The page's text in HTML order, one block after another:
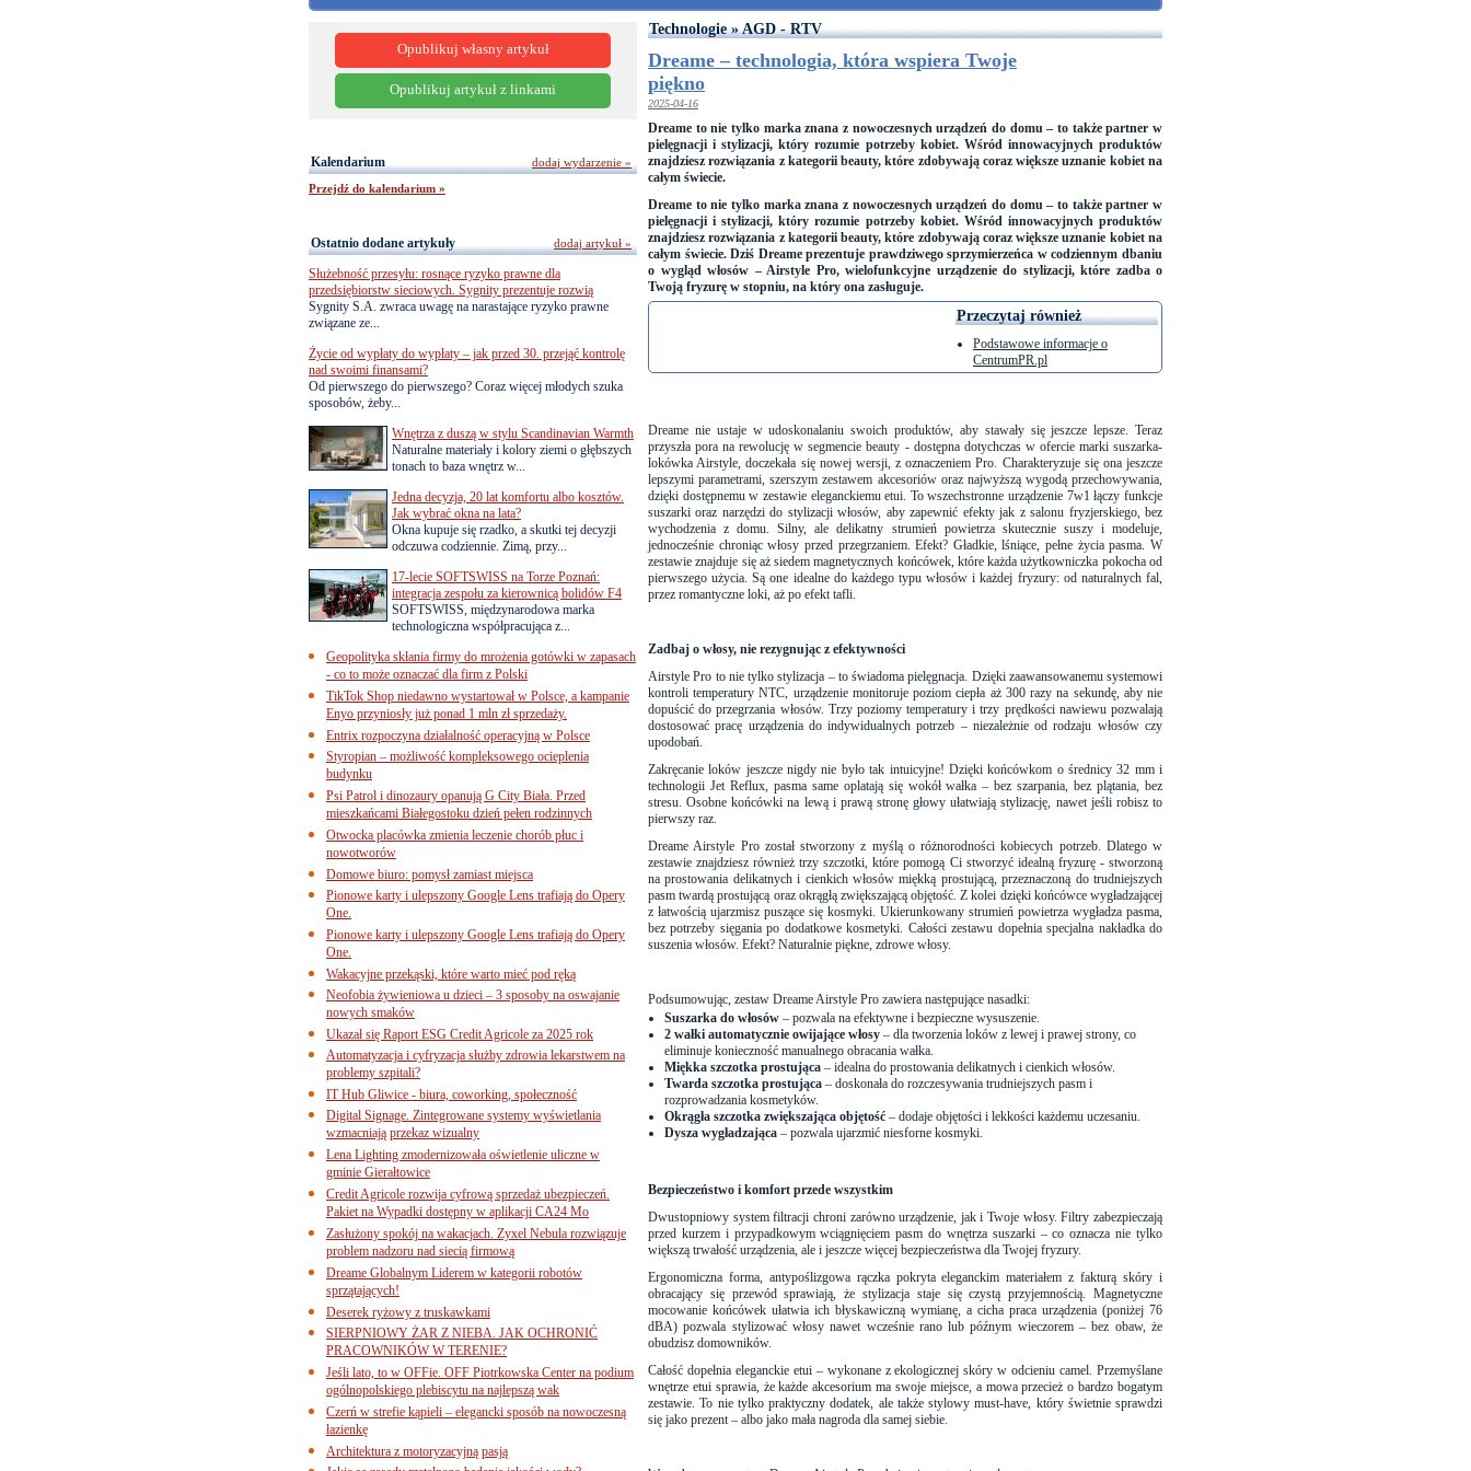
Technologie » AGD - RTV
Dreame – technologia, która wspiera Twoje
piękno
2025-04-16
Dreame to nie tylko marka znana z nowoczesnych urządzeń do domu – to także partner w
pielęgnacji i stylizacji, który rozumie potrzeby kobiet. Wśród innowacyjnych produktów
znajdziesz rozwiązania z kategorii beauty, które zdobywają coraz większe uznanie kobiet na
całym świecie.
Dreame to nie tylko marka znana z nowoczesnych urządzeń do domu – to także partner w
pielęgnacji i stylizacji, który rozumie potrzeby kobiet. Wśród innowacyjnych produktów
znajdziesz rozwiązania z kategorii beauty, które zdobywają coraz większe uznanie kobiet na
całym świecie. Dziś Dreame prezentuje prawdziwego sprzymierzeńca w codziennym dbaniu
o wygląd włosów – Airstyle Pro, wielofunkcyjne urządzenie do stylizacji, które zadba o
Twoją fryzurę w stopniu, na który ona zasługuje.
Przeczytaj również
Podstawowe informacje o
CentrumPR.pl
Dreame nie ustaje w udoskonalaniu swoich produktów, aby stawały się jeszcze lepsze. Teraz
przyszła pora na rewolucję w segmencie beauty - dostępna dotychczas w ofercie marki suszarka-
lokówka Airstyle, doczekała się nowej wersji, z oznaczeniem Pro. Charakteryzuje się ona jeszcze
lepszymi parametrami, szerszym zestawem akcesoriów oraz najwyższą wygodą przechowywania,
dzięki dostępnemu w zestawie eleganckiemu etui. To wszechstronne urządzenie 7w1 łączy funkcje
suszarki oraz narzędzi do stylizacji włosów, aby zapewnić efekty jak z salonu fryzjerskiego, bez
wychodzenia z domu. Silny, ale delikatny strumień powietrza skutecznie suszy i modeluje,
jednocześnie chroniąc włosy przed przegrzaniem. Efekt? Gładkie, lśniące, pełne życia pasma. W
zestawie znajduje się aż siedem magnetycznych końcówek, które każda użytkowniczka pokocha od
pierwszego użycia. Są one idealne do każdego typu włosów i każdej fryzury: od naturalnych fal,
przez romantyczne loki, aż po efekt tafli.
Zadbaj o włosy, nie rezygnując z efektywności
Airstyle Pro to nie tylko stylizacja – to świadoma pielęgnacja. Dzięki zaawansowanemu systemowi
kontroli temperatury NTC, urządzenie monitoruje poziom ciepła aż 300 razy na sekundę, aby nie
dopuścić do przegrzania włosów. Trzy poziomy temperatury i trzy prędkości nawiewu pozwalają
dostosować pracę urządzenia do indywidualnych potrzeb – niezależnie od rodzaju włosów czy
upodobań.
Zakręcanie loków jeszcze nigdy nie było tak intuicyjne! Dzięki końcówkom o średnicy 32 mm i
technologii Jet Reflux, pasma same oplatają się wokół wałka – bez szarpania, bez plątania, bez
stresu. Osobne końcówki na lewą i prawą stronę głowy ułatwiają stylizację, nawet jeśli robisz to
pierwszy raz.
Dreame Airstyle Pro został stworzony z myślą o różnorodności kobiecych potrzeb. Dlatego w
zestawie znajdziesz również trzy szczotki, które pomogą Ci stworzyć idealną fryzurę - stworzoną
na prostowania delikatnych i cienkich włosów miękką prostującą, przeznaczoną do trudniejszych
pasm twardą prostującą oraz okrągłą zwiększającą objętość. Z kolei dzięki końcówce wygładzającej
z łatwością ujarzmisz puszące się kosmyki. Ukierunkowany strumień powietrza wygładza pasma,
bez potrzeby sięgania po dodatkowe kosmetyki. Całości zestawu dopełnia specjalna nakładka do
suszenia włosów. Efekt? Naturalnie piękne, zdrowe włosy.
Podsumowując, zestaw Dreame Airstyle Pro zawiera następujące nasadki:
Suszarka do włosów – pozwala na efektywne i bezpieczne wysuszenie.
2 wałki automatycznie owijające włosy – dla tworzenia loków z lewej i prawej strony, co
eliminuje konieczność manualnego obracania wałka.
Miękka szczotka prostująca – idealna do prostowania delikatnych i cienkich włosów.
Twarda szczotka prostująca – doskonała do rozczesywania trudniejszych pasm i
rozprowadzania kosmetyków.
Okrągła szczotka zwiększająca objętość – dodaje objętości i lekkości każdemu uczesaniu.
Dysza wygładzająca – pozwala ujarzmić niesforne kosmyki.
Bezpieczeństwo i komfort przede wszystkim
Dwustopniowy system filtracji chroni zarówno urządzenie, jak i Twoje włosy. Filtry zabezpieczają
przed kurzem i przypadkowym wciągnięciem pasm do wnętrza suszarki – co oznacza nie tylko
większą trwałość urządzenia, ale i jeszcze więcej bezpieczeństwa dla Twojej fryzury.
Ergonomiczna forma, antypoślizgowa rączka pokryta eleganckim materiałem z fakturą skóry i
obracający się przewód sprawiają, że stylizacja staje się czystą przyjemnością. Magnetyczne
mocowanie końcówek ułatwia ich błyskawiczną wymianę, a cicha praca urządzenia (poniżej 76
dBA) pozwala stylizować włosy nawet wcześnie rano lub późnym wieczorem – bez obaw, że
obudzisz domowników.
Całość dopełnia eleganckie etui – wykonane z ekologicznej skóry w odcieniu camel. Przemyślane
wnętrze etui sprawia, że każde akcesorium ma swoje miejsce, a mowa przecież o bardzo bogatym
zestawie. To nie tylko praktyczny dodatek, ale także stylowy must-have, który świetnie sprawdzi
się jako prezent – albo jako mała nagroda dla samej siebie.
Opublikuj własny artykuł
Opublikuj artykuł z linkami
Kalendarium
Przejdź do kalendarium »
dodaj wydarzenie »
Ostatnio dodane artykuły
Służebność przesyłu: rosnące ryzyko prawne dla
przedsiębiorstw sieciowych. Sygnity prezentuje rozwią
Sygnity S.A. zwraca uwagę na narastające ryzyko prawne
związane ze...
Życie od wypłaty do wypłaty – jak przed 30. przejąć kontrolę
nad swoimi finansami?
Od pierwszego do pierwszego? Coraz więcej młodych szuka
sposobów, żeby...
Wnętrza z duszą w stylu Scandinavian Warmth
Naturalne materiały i kolory ziemi o głębszych
tonach to baza wnętrz w...
Jedna decyzja, 20 lat komfortu albo kosztów.
Jak wybrać okna na lata?
Okna kupuje się rzadko, a skutki tej decyzji
odczuwa codziennie. Zimą, przy...
17-lecie SOFTSWISS na Torze Poznań:
integracja zespołu za kierownicą bolidów F4
SOFTSWISS, międzynarodowa marka
technologiczna współpracująca z...
Geopolityka skłania firmy do mrożenia gotówki w zapasach
- co to może oznaczać dla firm z Polski
TikTok Shop niedawno wystartował w Polsce, a kampanie
Enyo przyniosły już ponad 1 mln zł sprzedaży.
Entrix rozpoczyna działalność operacyjną w Polsce
Styropian – możliwość kompleksowego ocieplenia
budynku
Psi Patrol i dinozaury opanują G City Biała. Przed
mieszkańcami Białegostoku dzień pełen rodzinnych
Otwocka placówka zmienia leczenie chorób płuc i
nowotworów
Domowe biuro: pomysł zamiast miejsca
Pionowe karty i ulepszony Google Lens trafiają do Opery
One.
Pionowe karty i ulepszony Google Lens trafiają do Opery
One.
Wakacyjne przekąski, które warto mieć pod ręką
Neofobia żywieniowa u dzieci – 3 sposoby na oswajanie
nowych smaków
Ukazał się Raport ESG Credit Agricole za 2025 rok
Automatyzacja i cyfryzacja służby zdrowia lekarstwem na
problemy szpitali?
IT Hub Gliwice - biura, coworking, społeczność
Digital Signage. Zintegrowane systemy wyświetlania
wzmacniają przekaz wizualny
Lena Lighting zmodernizowała oświetlenie uliczne w
gminie Gierałtowice
Credit Agricole rozwija cyfrową sprzedaż ubezpieczeń.
Pakiet na Wypadki dostępny w aplikacji CA24 Mo
Zasłużony spokój na wakacjach. Zyxel Nebula rozwiązuje
problem nadzoru nad siecią firmową
Dreame Globalnym Liderem w kategorii robotów
sprzątających!
Deserek ryżowy z truskawkami
SIERPNIOWY ŻAR Z NIEBA. JAK OCHRONIĆ
PRACOWNIKÓW W TERENIE?
Jeśli lato, to w OFFie. OFF Piotrkowska Center na podium
ogólnopolskiego plebiscytu na najlepszą wak
Czerń w strefie kąpieli – elegancki sposób na nowoczesną
łazienkę
Architektura z motoryzacyjną pasją
dodaj artykuł »